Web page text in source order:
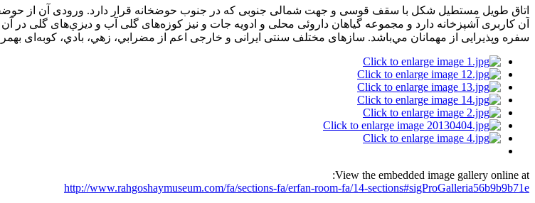
اتاق طويل مستطيل شكل با سقف قوسی و جهت شمالی جنوبی كه در جنوب حوضخانه قرار دارد. ورودی آن از
آن كاربری آشپزخانه دارد و مجموعه گياهان داروئی محلی و ادويه جات و نيز كوزه‌های گلی آب و ديزي‌های
سفره وپذيرايی از مهمانان مي‌باشد. سازهای مختلف سنتی ايرانی و خارجی اعم از مضرابي، زهي، بادي، كوبه‌ای
View the embedded image gallery online at:
http://www.rahgoshaymuseum.com/fa/sections-fa/erfan-room-fa/14-sections#sigProGalleria56b9b9b71e